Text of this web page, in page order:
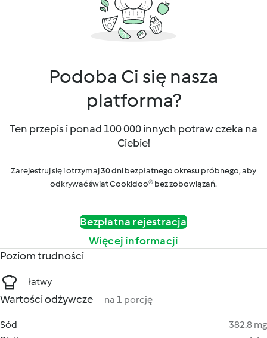
Podoba Ci się nasza
platforma?
Ten przepis i ponad 100 000 innych potraw czeka na
Ciebie!
Zarejestruj się i otrzymaj 30 dni bezpłatnego okresu próbnego, aby
odkrywać świat Cookidoo® bez zobowiązań.
Bezpłatna rejestracja
Więcej informacji
Poziom trudności
łatwy
Wartości odżywcze na 1 porcję
Sód
382.8 mg